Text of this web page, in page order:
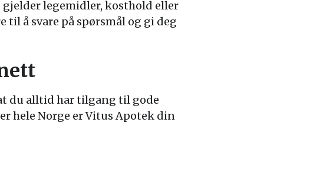
legemidler, kosthold eller
å svare på spørsmål og gi deg
du alltid har tilgang til gode
hele Norge er Vitus Apotek din